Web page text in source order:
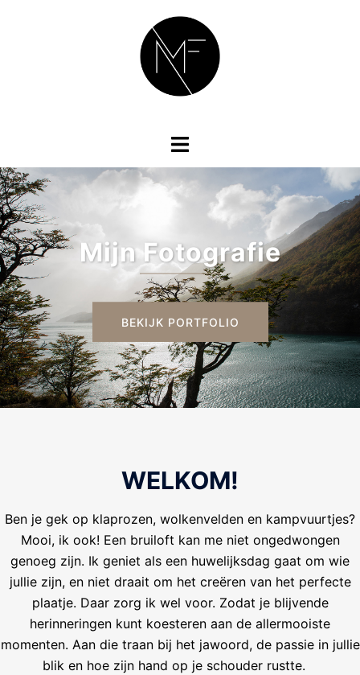
Mijn Fotografie
BEKIJK PORTFOLIO
WELKOM!
Ben je gek op klaprozen, wolkenvelden en kampvuurtjes?
Mooi, ik ook! Een bruiloft kan me niet ongedwongen
genoeg zijn. Ik geniet als een huwelijksdag gaat om wie
jullie zijn, en niet draait om het creëren van het perfecte
plaatje. Daar zorg ik wel voor. Zodat je blijvende
herinneringen kunt koesteren aan de allermooiste
momenten. Aan die traan bij het jawoord, de passie in jullie
blik en hoe zijn hand op je schouder rustte.